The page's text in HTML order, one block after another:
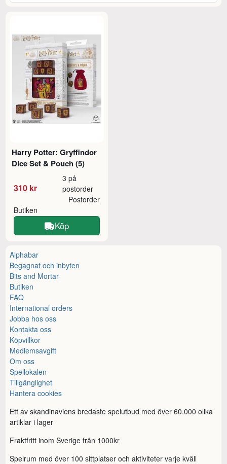
Harry Potter: Gryffindor
Dice Set & Pouch (5)
310 kr
3 på
postorder
Butiken
Postorder
Köp
Alphabar
Begagnat och inbyten
Bits and Mortar
Butiken
FAQ
International orders
Jobba hos oss
Kontakta oss
Köpvillkor
Medlemsavgift
Om oss
Spellokalen
Tillgänglighet
Hantera cookies
Ett av skandinaviens bredaste spelutbud med över 60.000 olika
artiklar i lager
Fraktfritt inom Sverige från 1000kr
Spelrum med över 100 sittplatser och aktiviteter varje kväll